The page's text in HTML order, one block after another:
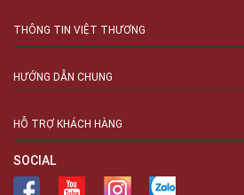
THÔNG TIN VIỆT THƯƠNG
HƯỚNG DẪN CHUNG
HỖ TRỢ KHÁCH HÀNG
SOCIAL